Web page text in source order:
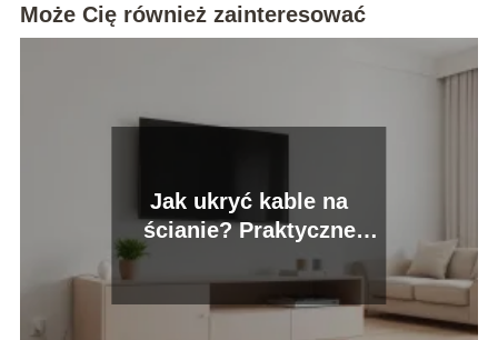
Może Cię również zainteresować
Jak ukryć kable na
ścianie? Praktyczne
sposoby krok po kroku